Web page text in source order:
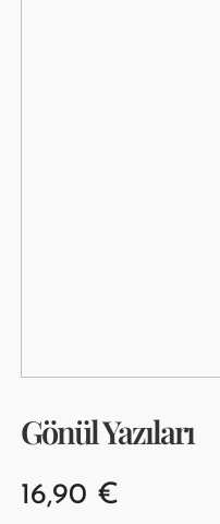
Gönül Yazıları
16,90 €